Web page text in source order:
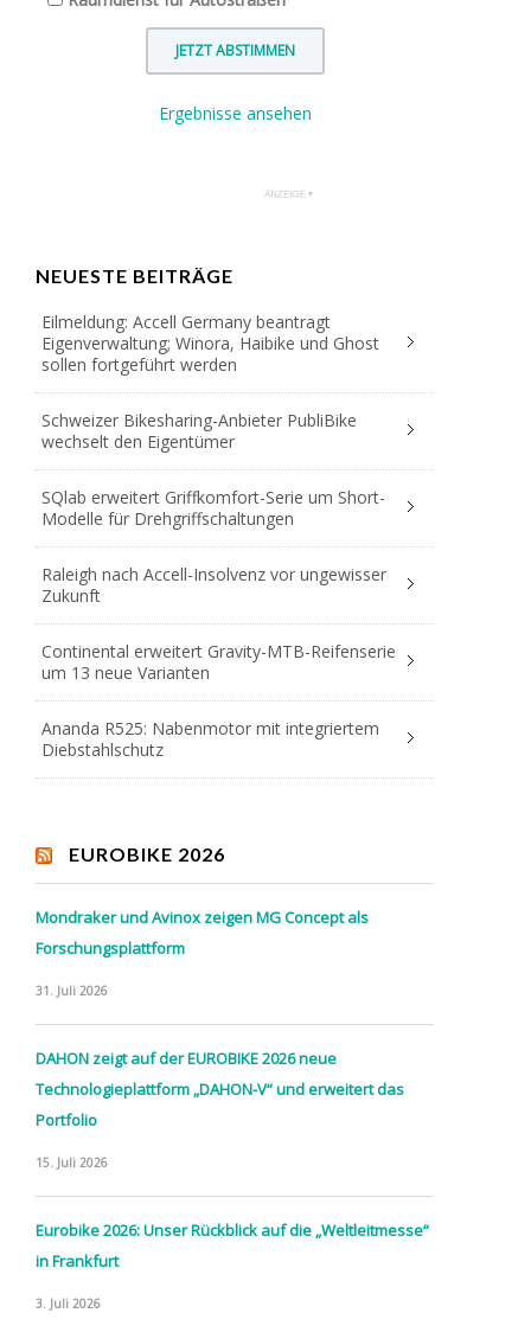
Ergebnisse ansehen
NEUESTE BEITRÄGE
Eilmeldung: Accell Germany beantragt
Eigenverwaltung; Winora, Haibike und Ghost
sollen fortgeführt werden
Schweizer Bikesharing-Anbieter PubliBike
wechselt den Eigentümer
SQlab erweitert Griffkomfort-Serie um Short-
Modelle für Drehgriffschaltungen
Raleigh nach Accell-Insolvenz vor ungewisser
Zukunft
Continental erweitert Gravity-MTB-Reifenserie
um 13 neue Varianten
Ananda R525: Nabenmotor mit integriertem
Diebstahlschutz
EUROBIKE 2026
Mondraker und Avinox zeigen MG Concept als
Forschungsplattform
31. Juli 2026
DAHON zeigt auf der EUROBIKE 2026 neue
Technologieplattform „DAHON-V“ und erweitert das
Portfolio
15. Juli 2026
Eurobike 2026: Unser Rückblick auf die „Weltleitmesse“
in Frankfurt
3. Juli 2026